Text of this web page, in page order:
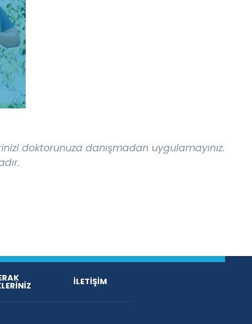
doktorunuza danışmadan uygulamayınız.
İLETİŞİM